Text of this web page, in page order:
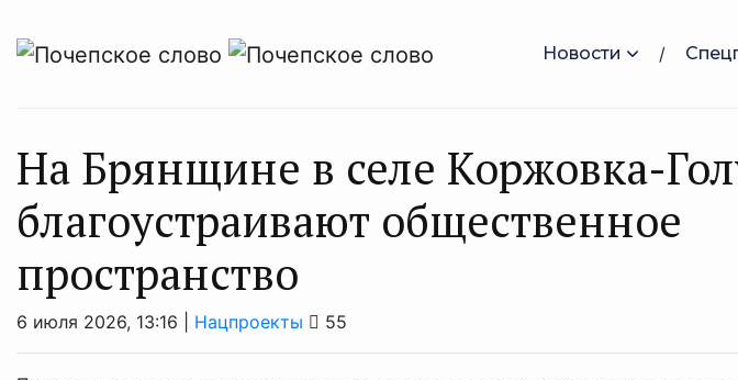
Новости
На Брянщине в селе Коржовка-
благоустраивают общественное
пространство
6 июля 2026, 13:16 | Нацпроекты 55